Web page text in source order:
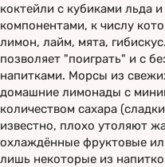
коктейли с кубиками льда
компонентами, к числу
лимон, лайм, мята,
позволяет "поиграть" и с
напитками. Морсы из
домашние лимонады с
количеством сахара
известно, плохо утоляют
охлаждённые фруктовые
лишь некоторые из